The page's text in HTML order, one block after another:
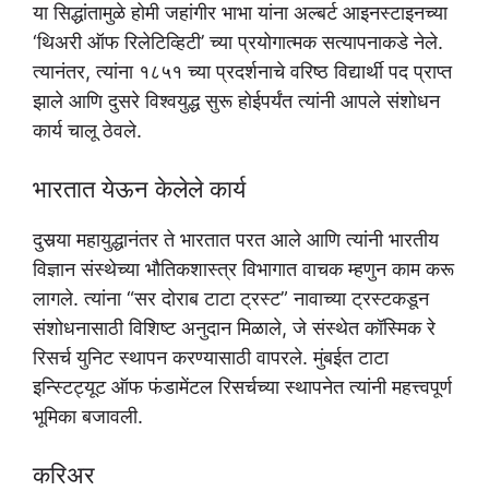
या सिद्धांतामुळे होमी जहांगीर भाभा यांना अल्बर्ट आइनस्टाइनच्या
‘थिअरी ऑफ रिलेटिव्हिटी’ च्या प्रयोगात्मक सत्यापनाकडे नेले.
त्यानंतर, त्यांना १८५१ च्या प्रदर्शनाचे वरिष्ठ विद्यार्थी पद प्राप्त
झाले आणि दुसरे विश्वयुद्ध सुरू होईपर्यंत त्यांनी आपले संशोधन
कार्य चालू ठेवले.
भारतात येऊन केलेले कार्य
दुसर्‍या महायुद्धानंतर ते भारतात परत आले आणि त्यांनी भारतीय
विज्ञान संस्थेच्या भौतिकशास्त्र विभागात वाचक म्हणुन काम करू
लागले. त्यांना “सर दोराब टाटा ट्रस्ट” नावाच्या ट्रस्टकडून
संशोधनासाठी विशिष्ट अनुदान मिळाले, जे संस्थेत कॉस्मिक रे
रिसर्च युनिट स्थापन करण्यासाठी वापरले. मुंबईत टाटा
इन्स्टिट्यूट ऑफ फंडामेंटल रिसर्चच्या स्थापनेत त्यांनी महत्त्वपूर्ण
भूमिका बजावली.
करिअर